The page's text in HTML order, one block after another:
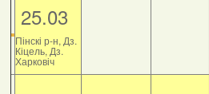
25.03
Пінскі р-н, Дз.
Кіцель, Дз.
Харковіч